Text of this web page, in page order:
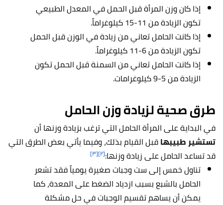
إذا كان وزن المرأة قبل الحمل في المعدل الطبيعي
تكون الزيادة من 11-15 كيلوغراماً.
إذا كانت الحامل تعاني من زيادة في الوزن قبل الحمل
تكون الزيادة من 6-11 كيلوغراماً.
إذا كانت الحامل تعاني من السمنة قبل الحمل تكون
الزيادة من 5-9 كيلوغرامات.
طرق صحية لزيادة وزن الحامل
في البداية على المرأة الحامل التي ترغب بزيادة وزنها أن
تستشير طبيبهاقبل القيام بذلك، وفيما يأتي بعض الطرق التي
قد تساعد الحامل على زيادة وزنها:[٢] [٣]
تناول خمس إلى ست وجبات صغيرة يومياً فقد تشعر
الحامل بالشبع بسبب ازدياد الضغط على المعدة، كما
يمكن أن يساهم تقسيم الوجبات في حل مشكلة